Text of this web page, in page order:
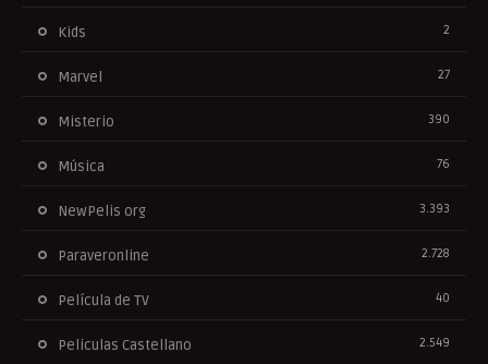
Kids 2
Marvel 27
Misterio 390
Música 76
NewPelis org 3.393
Paraveronline 2.728
Película de TV 40
Peliculas Castellano 2.549